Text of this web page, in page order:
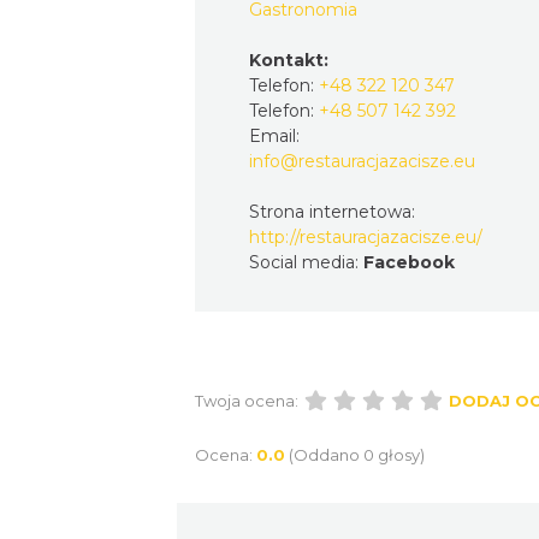
Gastronomia
Kontakt:
Telefon: +48 322 120 347
Telefon: +48 507 142 392
Email:
info@restauracjazacisze.eu
Strona internetowa:
http://restauracjazacisze.eu/
Social media: Facebook
Twoja ocena: DODAJ
Ocena: 0.0 (Oddano 0 głosy)